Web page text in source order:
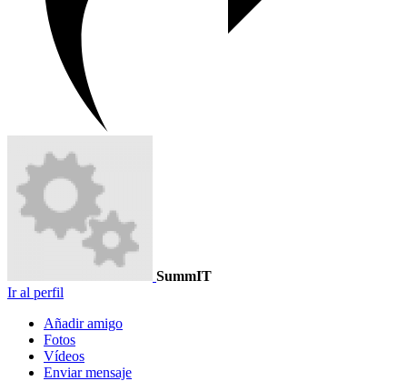
SummIT
Ir al perfil
Añadir amigo
Fotos
Vídeos
Enviar mensaje